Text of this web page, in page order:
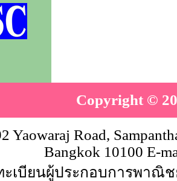
Copyright ©
Yaowaraj Road,
Bangkok 10100 E-
ะเบียนผู้ประกอบการพาณิช